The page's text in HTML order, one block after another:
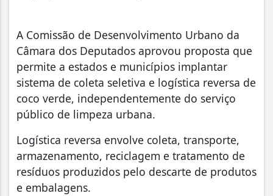
A Comissão de Desenvolvimento Urbano da
Câmara dos Deputados aprovou proposta que
permite a estados e municípios implantar
sistema de coleta seletiva e logística reversa de
coco verde, independentemente do serviço
público de limpeza urbana.
Logística reversa envolve coleta, transporte,
armazenamento, reciclagem e tratamento de
resíduos produzidos pelo descarte de produtos
e embalagens.